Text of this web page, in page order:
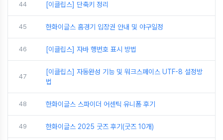
44 [이클립스] 단축키 정리
45 한화이글스 홈경기 입장권 안내 및 야구일정
46 [이클립스] 자바 행번호 표시 방법
47
[이클립스] 자동완성 기능 및 워크스페이스 UTF-8 설정방
법
48 한화이글스 스파이더 어센틱 유니폼 후기
49 한화이글스 2025 굿즈 후기(굿즈 10개)